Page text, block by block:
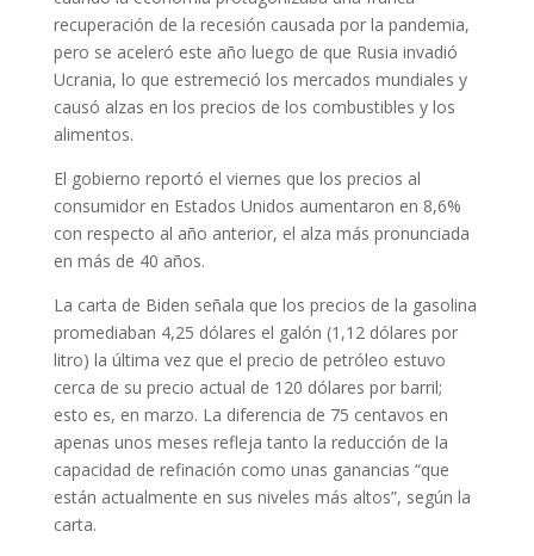
recuperación de la recesión causada por la pandemia,
pero se aceleró este año luego de que Rusia invadió
Ucrania, lo que estremeció los mercados mundiales y
causó alzas en los precios de los combustibles y los
alimentos.
El gobierno reportó el viernes que los precios al
consumidor en Estados Unidos aumentaron en 8,6%
con respecto al año anterior, el alza más pronunciada
en más de 40 años.
La carta de Biden señala que los precios de la gasolina
promediaban 4,25 dólares el galón (1,12 dólares por
litro) la última vez que el precio de petróleo estuvo
cerca de su precio actual de 120 dólares por barril;
esto es, en marzo. La diferencia de 75 centavos en
apenas unos meses refleja tanto la reducción de la
capacidad de refinación como unas ganancias “que
están actualmente en sus niveles más altos”, según la
carta.